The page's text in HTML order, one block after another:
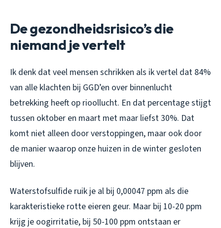
De gezondheidsrisico’s die
niemand je vertelt
Ik denk dat veel mensen schrikken als ik vertel dat 84%
van alle klachten bij GGD’en over binnenlucht
betrekking heeft op rioollucht. En dat percentage stijgt
tussen oktober en maart met maar liefst 30%. Dat
komt niet alleen door verstoppingen, maar ook door
de manier waarop onze huizen in de winter gesloten
blijven.
Waterstofsulfide ruik je al bij 0,00047 ppm als die
karakteristieke rotte eieren geur. Maar bij 10-20 ppm
krijg je oogirritatie, bij 50-100 ppm ontstaan er